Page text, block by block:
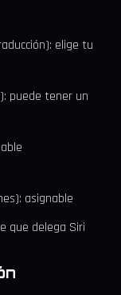
elige tu
puede tener un
asignable
que delega Siri